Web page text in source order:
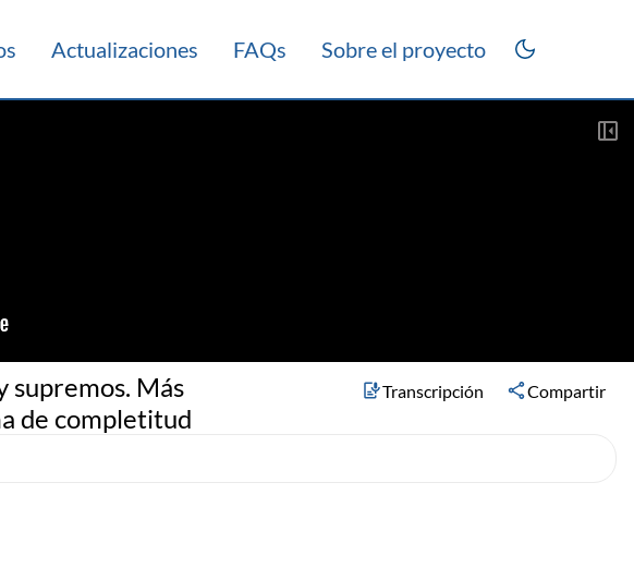
Actualizaciones FAQs Sobre el proyecto
supremos. Más
de completitud
Transcripción Compartir